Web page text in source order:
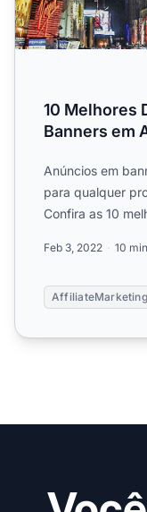
10 Melhores
Banners em
Anúncios em
para qualquer
Confira as 10
Feb 3, 2022 10
AffiliateMarketing